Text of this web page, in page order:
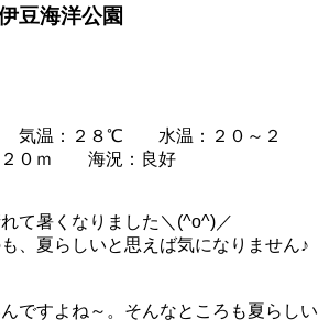
豆海洋公園
気温：２８℃ 水温：２０～２
０ｍ 海況：良好
て暑くなりました＼(^o^)／
、夏らしいと思えば気になりません♪
ですよね～。そんなところも夏らしい